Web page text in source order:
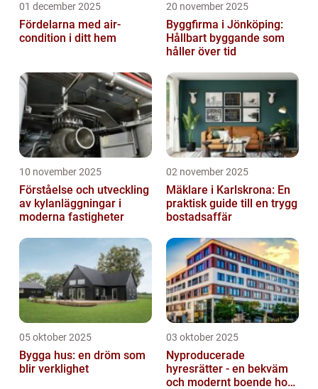
01 december 2025
Fördelarna med air-
condition i ditt hem
20 november 2025
Byggfirma i Jönköping:
Hållbart byggande som
håller över tid
10 november 2025
Förståelse och utveckling
av kylanläggningar i
moderna fastigheter
02 november 2025
Mäklare i Karlskrona: En
praktisk guide till en trygg
bostadsaffär
05 oktober 2025
Bygga hus: en dröm som
blir verklighet
03 oktober 2025
Nyproducerade
hyresrätter - en bekväm
och modernt boende hos